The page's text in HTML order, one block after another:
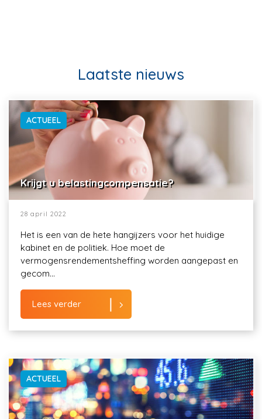
Laatste nieuws
ACTUEEL
Krijgt u belastingcompensatie?
28 april 2022
Het is een van de hete hangijzers voor het huidige
kabinet en de politiek. Hoe moet de
vermogensrendementsheffing worden aangepast en
gecom...
Lees verder
ACTUEEL